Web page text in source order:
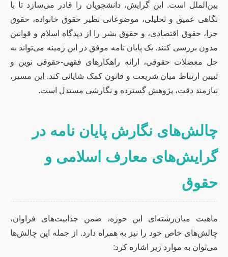
بین‌الملل است. این گرایش، دانشجویان را قادر می‌سازد تا با
نگاهی عمیق و تحلیلی، موضوعاتی نظیر حقوق خانواده، حقوق
جزا، حقوق اقتصادی، و حقوق بشر را از دیدگاه اسلام و قوانین
مدون بررسی کنند. یک پایان نامه موفق در این زمینه می‌تواند به
حل معضلات حقوقی، ارائه راهکارهای فقهی-حقوقی نوین و
تبیین ارتباط میان شریعت و قانون کمک شایانی کند. این مسیر،
نیازمند دقت، پژوهش گسترده و نگارشی مستدل است.
چالش‌های نگارش پایان نامه در
گرایش‌های معارف اسلامی و
حقوق
ماهیت میان‌رشته‌ای این حوزه، ضمن جذابیت‌های فراوان،
چالش‌های خاص خود را نیز به همراه دارد. از جمله این چالش‌ها
می‌توان به موارد زیر اشاره کرد: